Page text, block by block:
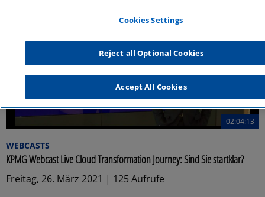
02:04:13
WEBCASTS
KPMG Webcast Live Cloud Transformation Journey: Sind Sie startklar?
Freitag, 26. März 2021 | 125 Aufrufe
Cookies Settings
Reject all Optional Cookies
Accept All Cookies